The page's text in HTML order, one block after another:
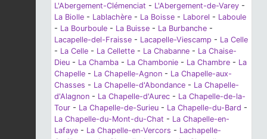
L'Abergement-Clémenciat - L'Abergement-de-Varey -
La Biolle - Lablachère - La Boisse - Laborel - Laboule
- La Bourboule - La Buisse - La Burbanche -
Lacapelle-del-Fraisse - Lacapelle-Viescamp - La Celle
- La Celle - La Cellette - La Chabanne - La Chaise-
Dieu - La Chamba - La Chambonie - La Chambre - La
Chapelle - La Chapelle-Agnon - La Chapelle-aux-
Chasses - La Chapelle-d'Abondance - La Chapelle-
d'Alagnon - La Chapelle-d'Aurec - La Chapelle-de-la-
Tour - La Chapelle-de-Surieu - La Chapelle-du-Bard -
La Chapelle-du-Mont-du-Chat - La Chapelle-en-
Lafaye - La Chapelle-en-Vercors - Lachapelle-